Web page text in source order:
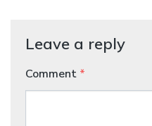
Leave a reply
Comment *